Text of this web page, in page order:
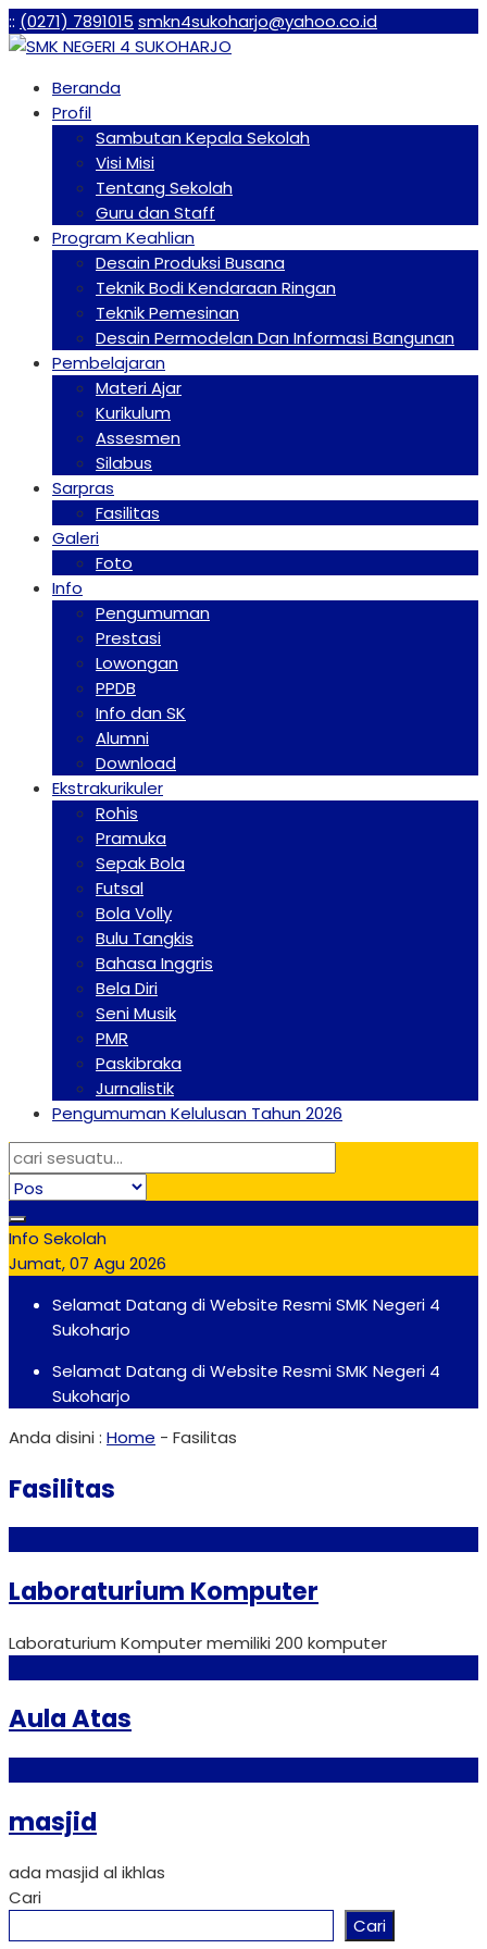
:: (0271) 7891015 smkn4sukoharjo@yahoo.co.id
Beranda
Profil
Sambutan Kepala Sekolah
Visi Misi
Tentang Sekolah
Guru dan Staff
Program Keahlian
Desain Produksi Busana
Teknik Bodi Kendaraan Ringan
Teknik Pemesinan
Desain Permodelan Dan Informasi Bangunan
Pembelajaran
Materi Ajar
Kurikulum
Assesmen
Silabus
Sarpras
Fasilitas
Galeri
Foto
Info
Pengumuman
Prestasi
Lowongan
PPDB
Info dan SK
Alumni
Download
Ekstrakurikuler
Rohis
Pramuka
Sepak Bola
Futsal
Bola Volly
Bulu Tangkis
Bahasa Inggris
Bela Diri
Seni Musik
PMR
Paskibraka
Jurnalistik
Pengumuman Kelulusan Tahun 2026
Info Sekolah
Jumat, 07 Agu 2026
Selamat Datang di Website Resmi SMK Negeri 4
Sukoharjo
Selamat Datang di Website Resmi SMK Negeri 4
Sukoharjo
Anda disini : Home - Fasilitas
Fasilitas
Laboraturium Komputer
Laboraturium Komputer memiliki 200 komputer
Aula Atas
masjid
ada masjid al ikhlas
Cari
Cari